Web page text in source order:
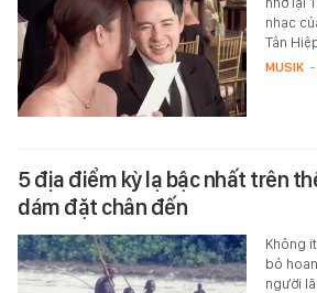
nhạc
Tân
MUSIK -
5 địa điểm kỳ lạ bậc nhất trên
dám đặt chân đến
Không
bỏ
người